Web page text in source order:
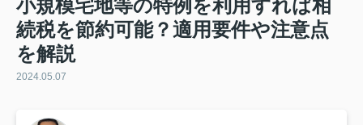
小規模宅地等の特例を利用すれば相
続税を節約可能？適用要件や注意点
を解説
2024.05.07